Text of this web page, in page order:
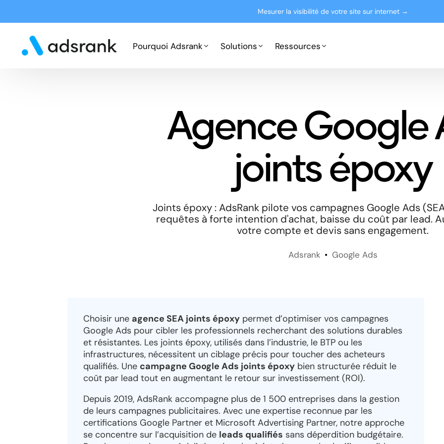
Mesurer la visibilité de votre site sur internet →
Pourquoi Adsrank
Expertises
Cas clients
Solutions
Microsoft Advertising
Ressources
Presse
Le blog
Agence Google
joints époxy
Joints époxy : AdsRank pilote vos campagnes Google Ads
requêtes à forte intention d'achat, baisse du coût par lead.
votre compte et devis sans engagement.
Adsrank Google Ads
Choisir une agence SEA joints époxy permet d’optimiser vos campagnes
Google Ads pour cibler les professionnels recherchant des solutions durables
et résistantes. Les joints époxy, utilisés dans l’industrie, le BTP ou les
infrastructures, nécessitent un ciblage précis pour toucher des acheteurs
qualifiés. Une campagne Google Ads joints époxy bien structurée réduit le
coût par lead tout en augmentant le retour sur investissement (ROI).
Depuis 2019, AdsRank accompagne plus de 1 500 entreprises dans la gestion
de leurs campagnes publicitaires. Avec une expertise reconnue par les
certifications Google Partner et Microsoft Advertising Partner, notre approche
se concentre sur l’acquisition de leads qualifiés sans déperdition budgétaire.